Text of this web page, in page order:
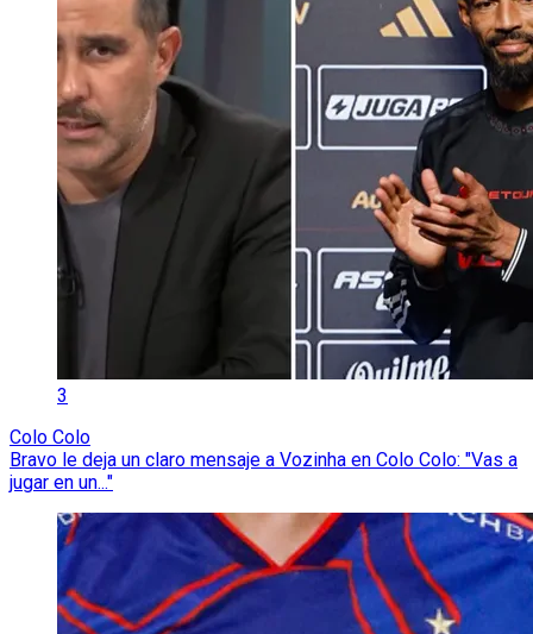
3
Colo Colo
Bravo le deja un claro mensaje a Vozinha en Colo Colo: "Vas a
jugar en un..."